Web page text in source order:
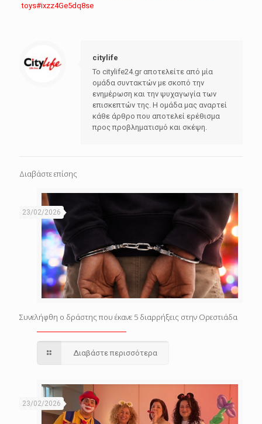
toys#ixzz4Ge5dq8se
citylife
Το citylife24.gr αποτελείτε από μία
ομάδα συντακτών με σκοπό την
ενημέρωση και την ψυχαγωγία των
επισκεπτών της. Η ομάδα μας αναρτεί
κάθε άρθρο που αποτελεί ερέθισμα
προς προβληματισμό και σκέψη.
Διαβάστε επίσης
23/02/2026
Συνελήφθη ο δράστης που έκανε 5 διαρρήξεις στην Ορεστιάδα
Διαβάστε περισσότερα
23/02/2026